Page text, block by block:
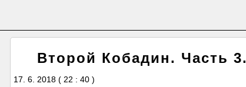
Второй Кобадин. Часть 3.
17. 6. 2018 ( 22 : 40 )